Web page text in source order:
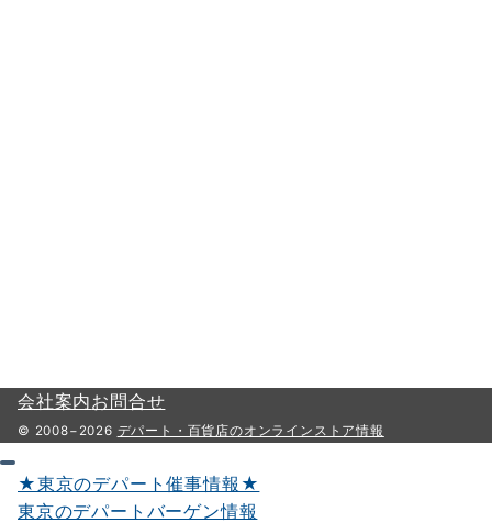
会社案内お問合せ
© 2008−2026 デパート・百貨店のオンラインストア情報
★東京のデパート催事情報★
東京のデパートバーゲン情報